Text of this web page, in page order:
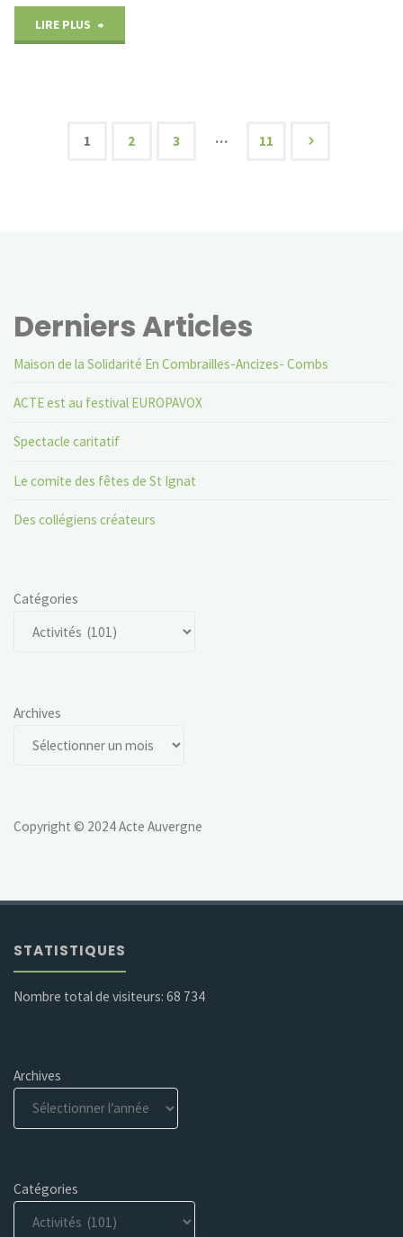
LIRE PLUS
1 2 3 … 11
Derniers Articles
Maison de la Solidarité En Combrailles-Ancizes- Combs
ACTE est au festival EUROPAVOX
Spectacle caritatif
Le comite des fêtes de St Ignat
Des collégiens créateurs
Catégories
Archives
Copyright © 2024 Acte Auvergne
STATISTIQUES
Nombre total de visiteurs:68 734
Archives
Catégories